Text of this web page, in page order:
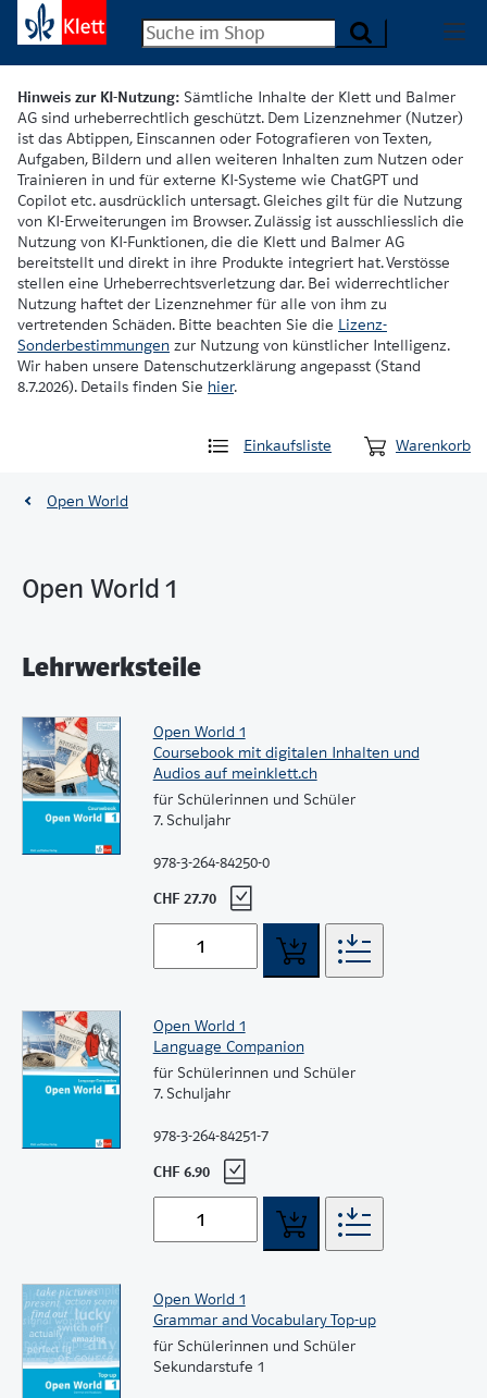
Hinweis zur KI-Nutzung: Sämtliche Inhalte der Klett und Balmer
AG sind urheberrechtlich geschützt. Dem Lizenznehmer (Nutzer)
ist das Abtippen, Einscannen oder Fotografieren von Texten,
Aufgaben, Bildern und allen weiteren Inhalten zum Nutzen oder
Trainieren in und für externe KI-Systeme wie ChatGPT und
Copilot etc. ausdrücklich untersagt. Gleiches gilt für die Nutzung
von KI-Erweiterungen im Browser. Zulässig ist ausschliesslich die
Nutzung von KI-Funktionen, die die Klett und Balmer AG
bereitstellt und direkt in ihre Produkte integriert hat. Verstösse
stellen eine Urheberrechtsverletzung dar. Bei widerrechtlicher
Nutzung haftet der Lizenznehmer für alle von ihm zu
vertretenden Schäden. Bitte beachten Sie die Lizenz-
Sonderbestimmungen zur Nutzung von künstlicher Intelligenz.
Wir haben unsere Datenschutzerklärung angepasst (Stand
8.7.2026). Details finden Sie hier.
Einkaufsliste Warenkorb
Open World
Open World 1
Lehrwerksteile
Open World 1
Coursebook mit digitalen Inhalten und
Audios auf meinklett.ch
für Schülerinnen und Schüler
7. Schuljahr
978-3-264-84250-0
CHF 27.70
Open World 1
Language Companion
für Schülerinnen und Schüler
7. Schuljahr
978-3-264-84251-7
CHF 6.90
Open World 1
Grammar and Vocabulary Top-up
für Schülerinnen und Schüler
Sekundarstufe 1